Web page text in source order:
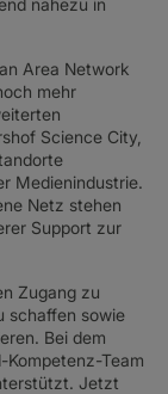
nahezu in
Area Network
mehr
Science City,
Medienindustrie.
Netz stehen
Support zur
Zugang zu
schaffen sowie
Bei dem
Kompetenz-Team
Jetzt